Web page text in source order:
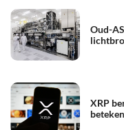
Oud-
XRP